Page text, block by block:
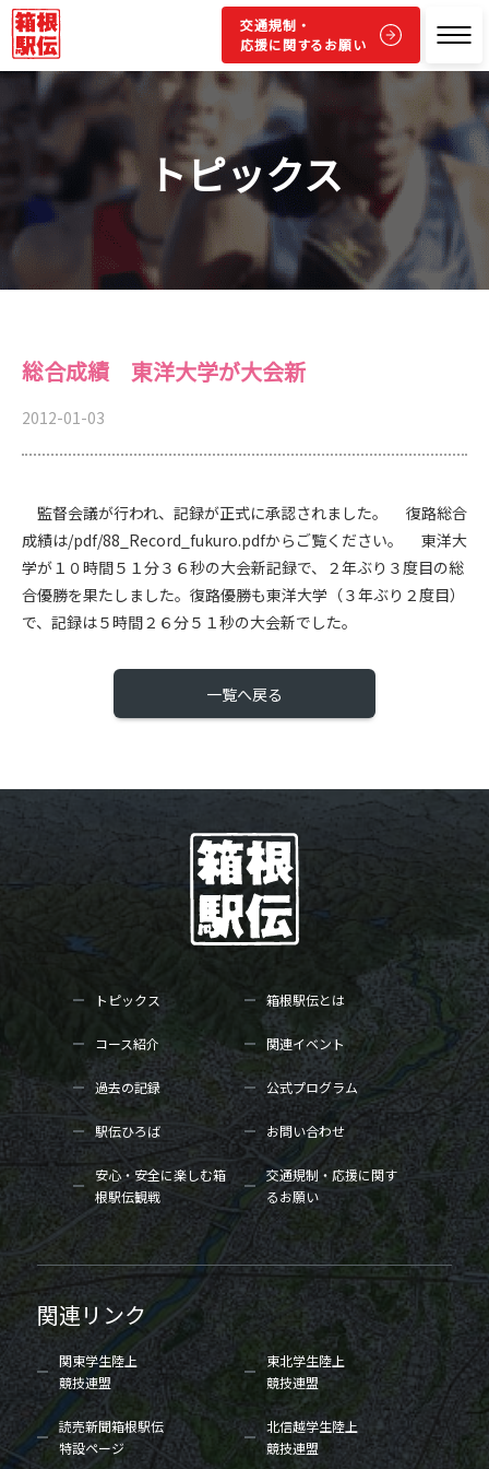
交通規制・
応援に関するお願い
トピックス
総合成績 東洋大学が大会新
2012-01-03
監督会議が行われ、記録が正式に承認されました。 復路総合
成績は/pdf/88_Record_fukuro.pdfからご覧ください。 東洋大
学が１０時間５１分３６秒の大会新記録で、２年ぶり３度目の総
合優勝を果たしました。復路優勝も東洋大学（３年ぶり２度目）
で、記録は５時間２６分５１秒の大会新でした。
一覧へ戻る
トピックス 箱根駅伝とは
コース紹介 関連イベント
過去の記録 公式プログラム
駅伝ひろば お問い合わせ
安心・安全に楽しむ箱
根駅伝観戦
交通規制・応援に関す
るお願い
関連リンク
関東学生陸上
競技連盟
東北学生陸上
競技連盟
読売新聞箱根駅伝
特設ページ
北信越学生陸上
競技連盟